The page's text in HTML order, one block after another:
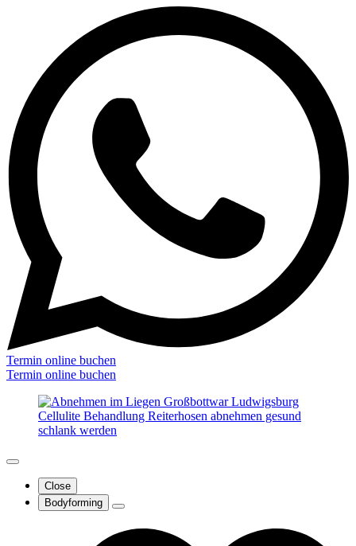
Termin online buchen
Termin online buchen
Close
Bodyforming